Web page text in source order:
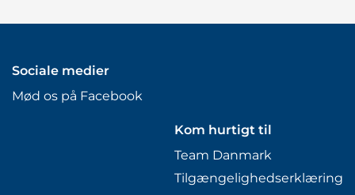
Kom hurtigt til
Team Danmark
Tilgængelighedserklæring
Sociale medier
Mød os på Facebook